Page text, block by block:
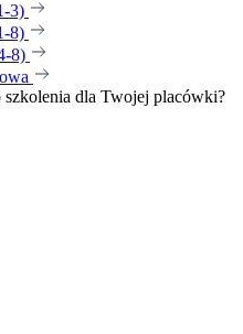
3)
8)
8)
szkolenia dla Twojej placówki?